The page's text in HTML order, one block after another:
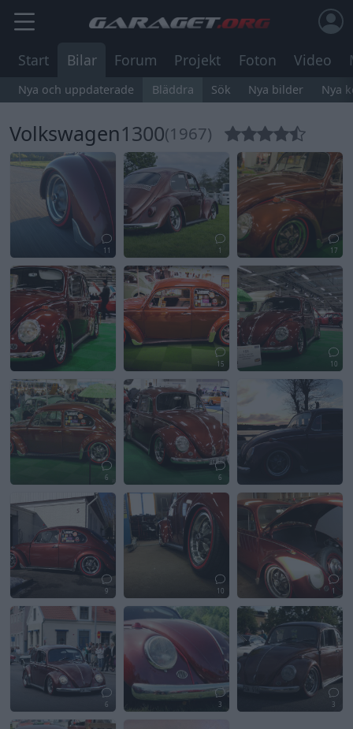
Start Bilar Forum Projekt Foton Video
Nya och uppdaterade Bläddra Sök Nya bilder Nya
Volkswagen1300(1967)
11 1 17
15 10
6 6
9 10 1
6 3 3